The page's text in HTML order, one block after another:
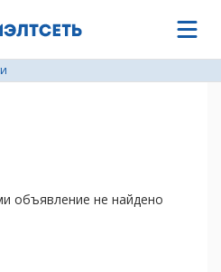
объявление не найдено